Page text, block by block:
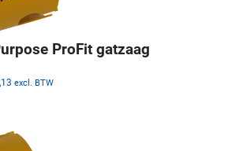
ProFit gatzaag
excl. BTW